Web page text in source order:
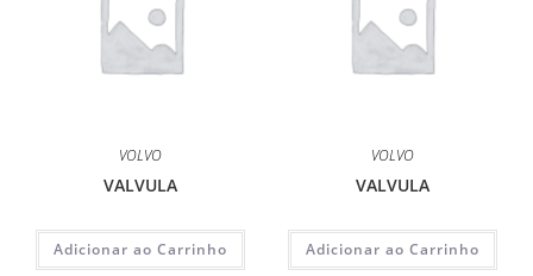
VOLVO
VALVULA
Adicionar ao Carrinho
VOLVO
VALVULA
Adicionar ao Carrinho